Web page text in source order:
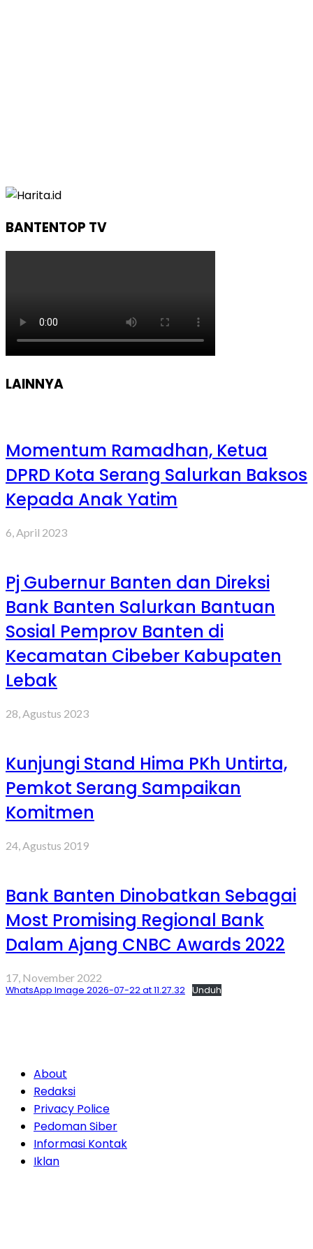
BANTENTOP TV
LAINNYA
Momentum Ramadhan, Ketua
DPRD Kota Serang Salurkan Baksos
Kepada Anak Yatim
6, April 2023
Pj Gubernur Banten dan Direksi
Bank Banten Salurkan Bantuan
Sosial Pemprov Banten di
Kecamatan Cibeber Kabupaten
Lebak
28, Agustus 2023
Kunjungi Stand Hima PKh Untirta,
Pemkot Serang Sampaikan
Komitmen
24, Agustus 2019
Bank Banten Dinobatkan Sebagai
Most Promising Regional Bank
Dalam Ajang CNBC Awards 2022
17, November 2022
WhatsApp Image 2026-07-22 at 11.27.32 Unduh
About
Redaksi
Privacy Police
Pedoman Siber
Informasi Kontak
Iklan